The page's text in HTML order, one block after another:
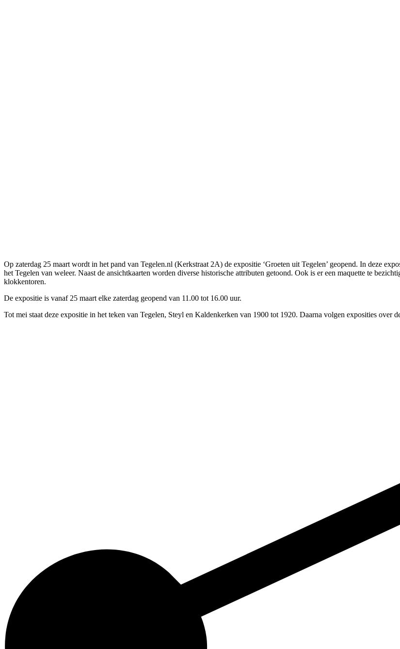
Op zaterdag 25 maart wordt in het pand van Tegelen.nl (Kerkstraat 2A) de expositie ‘Groeten uit Tegelen’ geopend. In deze
het Tegelen van weleer. Naast de ansichtkaarten worden diverse historische attributen getoond. Ook is er een maquette te
klokkentoren.
De expositie is vanaf 25 maart elke zaterdag geopend van 11.00 tot 16.00 uur.
Tot mei staat deze expositie in het teken van Tegelen, Steyl en Kaldenkerken van 1900 tot 1920. Daarna volgen exposities over